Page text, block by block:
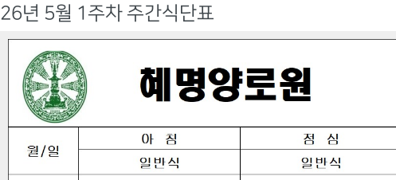
26년 5월 1주차 주간식단표